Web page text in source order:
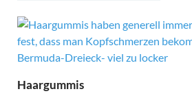
Haargummis